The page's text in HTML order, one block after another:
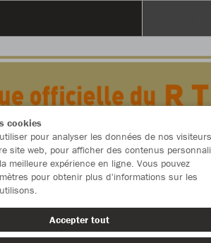
Teamshop de RTC Hannutois
cookies
pour analyser les données de nos
site web, pour afficher des contenus
meilleure expérience en ligne. Vous pouvez
pour obtenir plus d'informations sur les
Accepter tout